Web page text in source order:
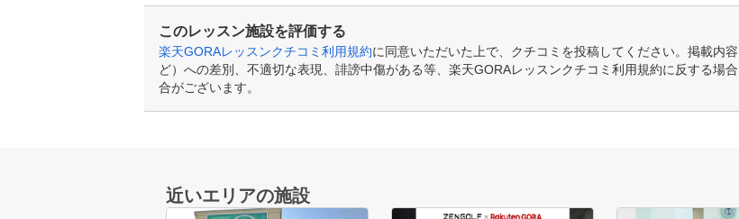
このレッスン施設を評価する
楽天GORAレッスンクチコミ利用規約に同意いただいた上で、クチコミを投稿してください。掲載内
ど）への差別、不適切な表現、誹謗中傷がある等、楽天GORAレッスンクチコミ利用規約に反する場
合がございます。
近いエリアの施設